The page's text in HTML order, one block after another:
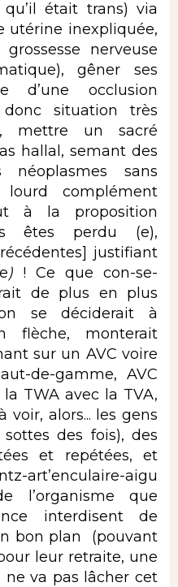
était trans) via
utérine inexpliquée,
nerveuse
gêner ses
d’une occlusion
donc situation très
mettre un sacré
hallal, semant des
sans
complément
à la proposition
êtes perdu (e),
justifiant
) ! Ce que con-se-
de plus en plus
se déciderait à
monterait
sur un AVC voire
de-gamme, AVC
TWA avec la TVA,
alors... les gens
des fois), des
et repétées, et
art’enculaire-aigu
l’organisme que
interdisent de
bon plan (pouvant
leur retraite, une
ne va pas lâcher cet